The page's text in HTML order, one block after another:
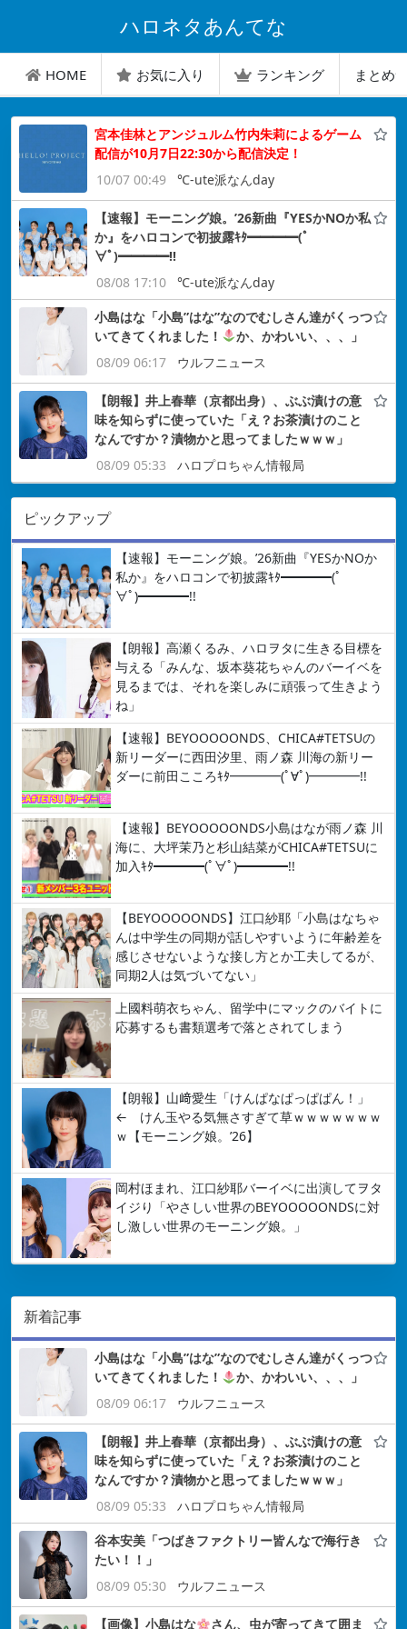
ハロネタあんてな
HOME お気に入り ランキング まとめ
宮本佳林とアンジュルム竹内朱莉によるゲーム
配信が10月7日22:30から配信決定！
10/07 00:49
℃-ute派なんday
【速報】モーニング娘。’26新曲『YESかNOか私
か』をハロコンで初披露ｷﾀ━━━━(ﾟ
∀ﾟ)━━━━!!
08/08 17:10
℃-ute派なんday
小島はな「小島”はな”なのでむしさん達がくっつ
いてきてくれました！
か、かわいい、、、」
08/09 06:17
ウルフニュース
【朗報】井上春華（京都出身）、ぶぶ漬けの意
味を知らずに使っていた「え？お茶漬けのこと
なんですか？漬物かと思ってましたｗｗｗ」
08/09 05:33
ハロプロちゃん情報局
ピックアップ
【速報】モーニング娘。’26新曲『YESかNOか
私か』をハロコンで初披露ｷﾀ━━━━(ﾟ
∀ﾟ)━━━━!!
【朗報】高瀬くるみ、ハロヲタに生きる目標を
与える「みんな、坂本葵花ちゃんのバーイベを
見るまでは、それを楽しみに頑張って生きよう
ね」
【速報】BEYOOOOONDS、CHICA#TETSUの
新リーダーに西田汐里、雨ノ森 川海の新リー
ダーに前田こころｷﾀ━━━━(ﾟ∀ﾟ)━━━━!!
【速報】BEYOOOOONDS小島はなが雨ノ森 川
海に、大坪茉乃と杉山結菜がCHICA#TETSUに
加入ｷﾀ━━━━(ﾟ∀ﾟ)━━━━!!
【BEYOOOOONDS】江口紗耶「小島はなちゃ
んは中学生の同期が話しやすいように年齢差を
感じさせないような接し方とか工夫してるが、
同期2人は気づいてない」
上國料萌衣ちゃん、留学中にマックのバイトに
応募するも書類選考で落とされてしまう
【朗報】山﨑愛生「けんぱなぱっぱぱん！」
← けん玉やる気無さすぎて草ｗｗｗｗｗｗｗ
ｗ【モーニング娘。’26】
岡村ほまれ、江口紗耶バーイベに出演してヲタ
イジり「やさしい世界のBEYOOOOONDSに対
し激しい世界のモーニング娘。」
新着記事
小島はな「小島”はな”なのでむしさん達がくっつ
いてきてくれました！
か、かわいい、、、」
08/09 06:17
ウルフニュース
【朗報】井上春華（京都出身）、ぶぶ漬けの意
味を知らずに使っていた「え？お茶漬けのこと
なんですか？漬物かと思ってましたｗｗｗ」
08/09 05:33
ハロプロちゃん情報局
谷本安美「つばきファクトリー皆んなで海行き
たい！！」
08/09 05:30
ウルフニュース
【画像】小島はな さん、虫が寄ってきて囲ま